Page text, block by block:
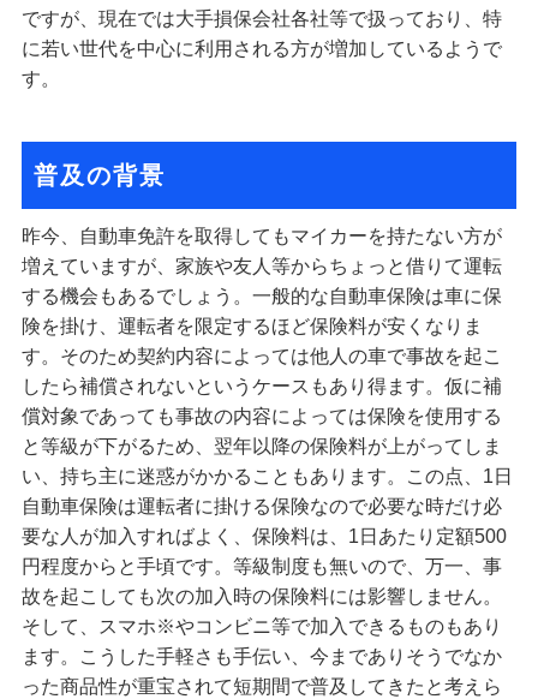
ですが、現在では大手損保会社各社等で扱っており、特
に若い世代を中心に利用される方が増加しているようで
す。
普及の背景
昨今、自動車免許を取得してもマイカーを持たない方が
増えていますが、家族や友人等からちょっと借りて運転
する機会もあるでしょう。一般的な自動車保険は車に保
険を掛け、運転者を限定するほど保険料が安くなりま
す。そのため契約内容によっては他人の車で事故を起こ
したら補償されないというケースもあり得ます。仮に補
償対象であっても事故の内容によっては保険を使用する
と等級が下がるため、翌年以降の保険料が上がってしま
い、持ち主に迷惑がかかることもあります。この点、1日
自動車保険は運転者に掛ける保険なので必要な時だけ必
要な人が加入すればよく、保険料は、1日あたり定額500
円程度からと手頃です。等級制度も無いので、万一、事
故を起こしても次の加入時の保険料には影響しません。
そして、スマホ※やコンビニ等で加入できるものもあり
ます。こうした手軽さも手伝い、今までありそうでなか
った商品性が重宝されて短期間で普及してきたと考えら